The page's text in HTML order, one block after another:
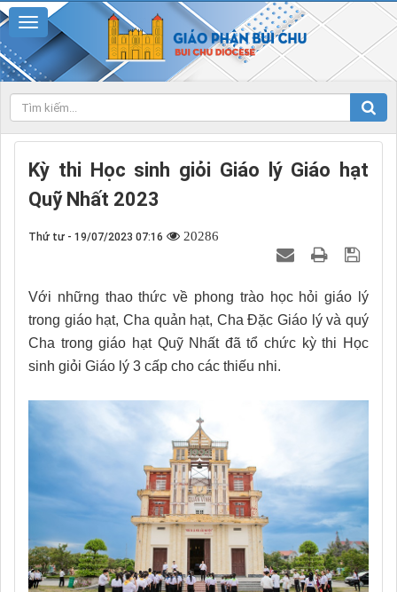
Kỳ thi Học sinh giỏi Giáo lý Giáo hạt
Quỹ Nhất 2023
Thứ tư - 19/07/2023 07:16 20286
Với những thao thức về phong trào học hỏi giáo lý
trong giáo hạt, Cha quản hạt, Cha Đặc Giáo lý và quý
Cha trong giáo hạt Quỹ Nhất đã tổ chức kỳ thi Học
sinh giỏi Giáo lý 3 cấp cho các thiếu nhi.